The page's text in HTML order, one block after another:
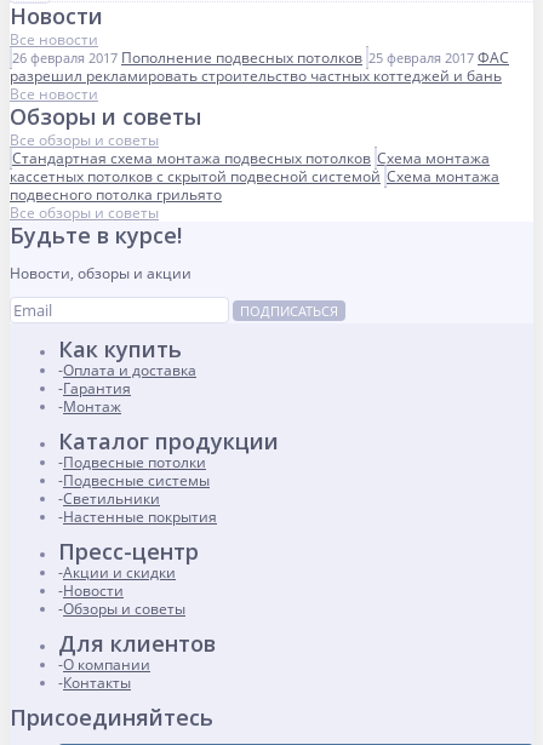
Новости
Все новости
26 февраля 2017 Пополнение подвесных потолков 25 февраля 2017 ФАС
разрешил рекламировать строительство частных коттеджей и бань
Все новости
Обзоры и советы
Все обзоры и советы
Стандартная схема монтажа подвесных потолков Схема монтажа
кассетных потолков с скрытой подвесной системой Схема монтажа
подвесного потолка грильято
Все обзоры и советы
Будьте в курсе!
Новости, обзоры и акции
ПОДПИСАТЬСЯ
Как купить
Оплата и доставка
Гарантия
Монтаж
Каталог продукции
Подвесные потолки
Подвесные системы
Светильники
Настенные покрытия
Пресс-центр
Акции и скидки
Новости
Обзоры и советы
Для клиентов
О компании
Контакты
Присоединяйтесь